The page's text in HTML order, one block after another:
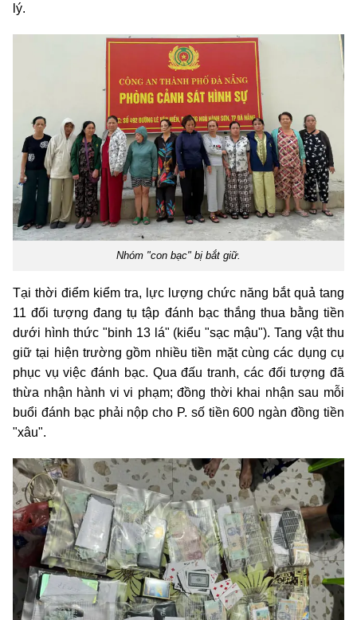
lý.
Nhóm "con bạc" bị bắt giữ.
Tại thời điểm kiểm tra, lực lượng chức năng bắt quả tang
11 đối tượng đang tụ tập đánh bạc thắng thua bằng tiền
dưới hình thức "binh 13 lá" (kiểu "sạc mậu"). Tang vật thu
giữ tại hiện trường gồm nhiều tiền mặt cùng các dụng cụ
phục vụ việc đánh bạc. Qua đấu tranh, các đối tượng đã
thừa nhận hành vi vi phạm; đồng thời khai nhận sau mỗi
buổi đánh bạc phải nộp cho P. số tiền 600 ngàn đồng tiền
"xâu".